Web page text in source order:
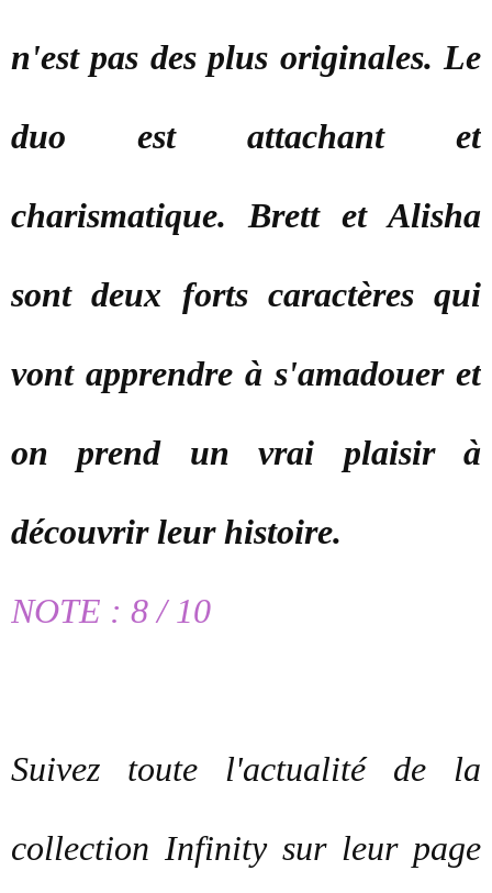
n'est pas des plus originales. Le
duo est attachant et
charismatique. Brett et Alisha
sont deux forts caractères qui
vont apprendre à s'amadouer et
on prend un vrai plaisir à
découvrir leur histoire.
NOTE : 8 / 10
Suivez toute l'actualité de la
collection Infinity sur leurpage